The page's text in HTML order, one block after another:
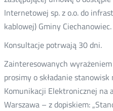
Internetowej sp. z o.o. do
kablowej) Gminy Ciechanowiec.
Konsultacje potrwają 30 dni.
Zainteresowanych
prosimy o składanie stanowisk
Komunikacji Elektronicznej na
Warszawa – z dopiskiem: